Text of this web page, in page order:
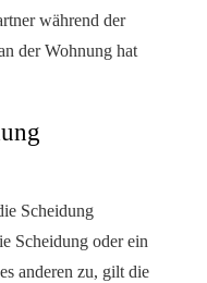
während der
der Wohnung hat
Scheidung
Scheidung oder ein
anderen zu, gilt die